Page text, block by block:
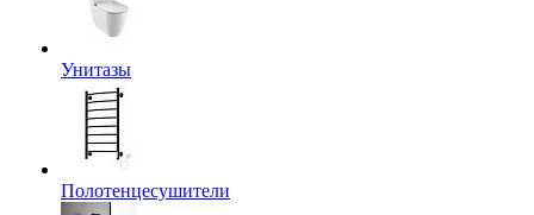
Унитазы
Полотенцесушители